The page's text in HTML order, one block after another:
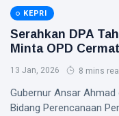
KEPRI
Serahkan DPA
Minta OPD
13 Jan, 2026 8 mins
Gubernur Ansar Ahmad
Bidang Perencanaan